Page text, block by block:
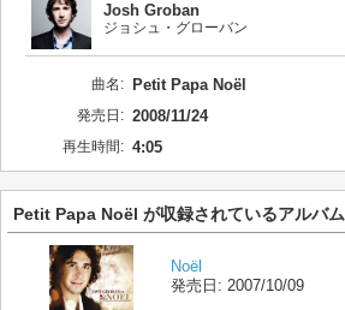
Josh Groban
ジョシュ・グローバン
曲名: Petit Papa Noël
発売日: 2008/11/24
再生時間: 4:05
Petit Papa Noël が収録されているアルバム
Noël
発売日: 2007/10/09